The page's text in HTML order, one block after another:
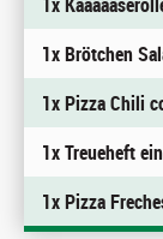
1x Brötchen
1x Pizza Chili
1x Treueheft
1x Pizza